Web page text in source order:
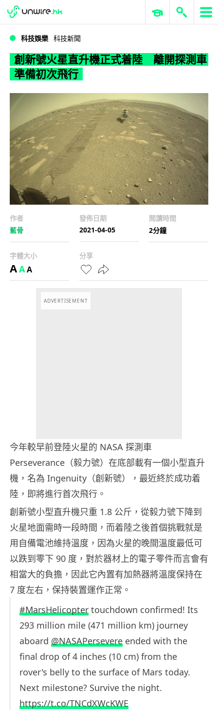
WWDC 2026 ERP 與商業 AI
科技娛樂 科技新聞
創新號火星直升機正式着陸 離開探測車
準備初次飛行
作者
藍骨
發佈日期
2021-04-05
閱讀時間
2分鐘
字體大小
AAA
分享
ADVERTISEMENT
今年較早前登陸火星的 NASA 探測車
Perseverance（毅力號）在底部載有一個小型直升
機，名為 Ingenuity（創新號），最近終於成功着
陸，即將進行首次飛行。
創新號小型直升機只重 1.8 公斤，從毅力號下降到
火星地面需時一段時間，而着陸之後首個挑戰就是
用自備電池維持溫度，因為火星的晚間溫度最低可
以跌到零下 90 度，對於器材上的電子零件而言會有
相當大的負擔，因此它內置有加熱器將溫度保持在
7 度左右，保持裝置運作正常。
#MarsHelicopter touchdown confirmed! Its
293 million mile (471 million km) journey
aboard @NASAPersevere ended with the
final drop of 4 inches (10 cm) from the
rover's belly to the surface of Mars today.
Next milestone? Survive the night.
https://t.co/TNCdXWcKWE